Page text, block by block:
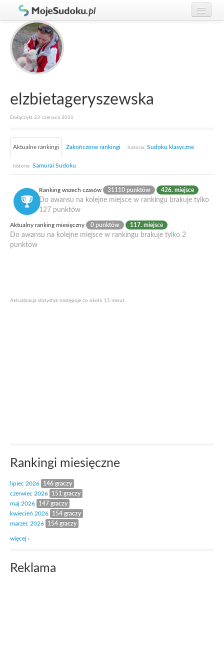
Graj w Sudoku!
Zasady Sudoku
Rankingi
Gracze
elzbietageryszewska
Dołączyła 23 czerwca 2011
Aktualne rankingi Zakończone rankingi historia: Sudoku klasyczne
historia: Samurai Sudoku
Ranking wszech czasów 31110 punktów 426. miejsce
Do awansu na kolejne miejsce w rankingu brakuje tylko
127 punktów
Aktualny ranking miesięczny 0 punktów 117. miejsce
Do awansu na kolejne miejsce w rankingu brakuje tylko 2
punktów
Aktualizacja statystyk następuje co około 15 minut.
Rankingi miesięczne
lipiec 2026
146 graczy
czerwiec 2026
151 graczy
maj 2026
147 graczy
kwiecień 2026
154 graczy
marzec 2026
154 graczy
więcej ›
Reklama